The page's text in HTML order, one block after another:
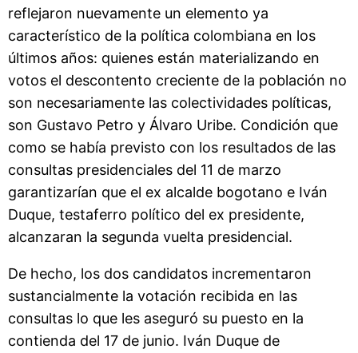
reflejaron nuevamente un elemento ya
característico de la política colombiana en los
últimos años: quienes están materializando en
votos el descontento creciente de la población no
son necesariamente las colectividades políticas,
son Gustavo Petro y Álvaro Uribe. Condición que
como se había previsto con los resultados de las
consultas presidenciales del 11 de marzo
garantizarían que el ex alcalde bogotano e Iván
Duque, testaferro político del ex presidente,
alcanzaran la segunda vuelta presidencial.
De hecho, los dos candidatos incrementaron
sustancialmente la votación recibida en las
consultas lo que les aseguró su puesto en la
contienda del 17 de junio. Iván Duque de